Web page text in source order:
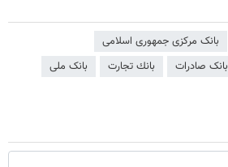
بانک مرکزی جمهوری اسلامی
بانک صادرات بانك تجارت بانک ملی